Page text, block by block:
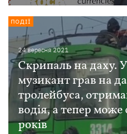
24 вересня 2021
Скрипаль на даху.
музикант грав на
тролейбуса,
водія, а тепер може
років
ПОДІЇ